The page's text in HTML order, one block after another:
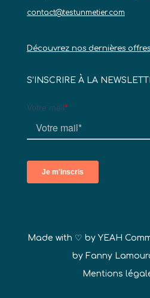
contact@testunmetier.com
Découvrez nos dernières
S’INSCRIRE À LA
Made with ♡ byYEAH
by Fanny
Mentions